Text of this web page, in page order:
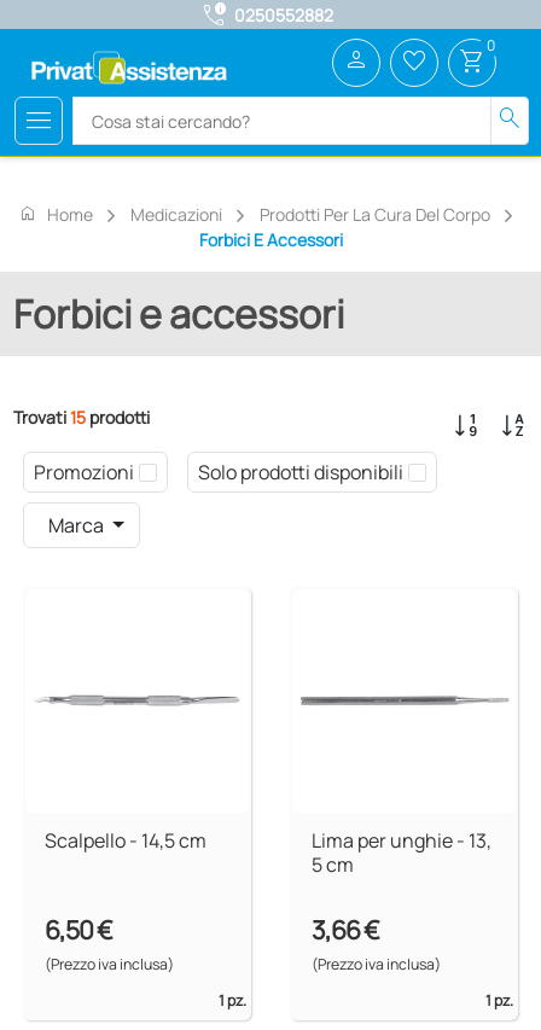
call_quality 0250552882
menu search
person favorite_border shopping_cart 0
home Home Medicazioni
Prodotti Per La Cura Del Corpo
Forbici E Accessori
Forbici e accessori
Trovati15 prodotti
Promozioni
Solo prodotti disponibili
Marca
Scalpello - 14,5 cm
6,50 €
(Prezzo iva inclusa)
1 pz.
Lima per unghie - 13,
5 cm
3,66 €
(Prezzo iva inclusa)
1 pz.